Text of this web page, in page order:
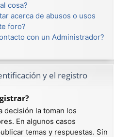
cosa?
acerca de abusos o usos
foro?
con un Administrador?
y el registro
decisión la toman los
En algunos casos
temas y respuestas. Sin